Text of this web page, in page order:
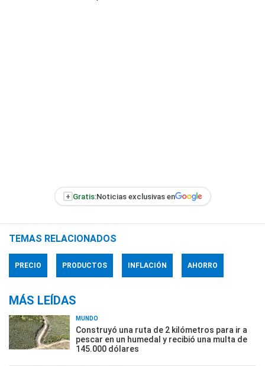
+ Gratis:Noticias exclusivas en
TEMAS RELACIONADOS
PRECIO PRODUCTOS INFLACIÓN AHORRO
MÁS LEÍDAS
MUNDO
Construyó una ruta de 2 kilómetros para ir a
pescar en un humedal y recibió una multa de
145.000 dólares